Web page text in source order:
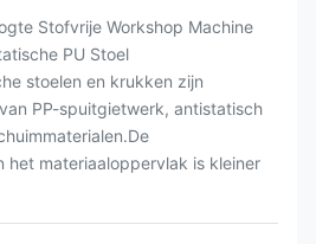
Stofvrije Workshop Machine
PU Stoel
stoelen en krukken zijn
PP-spuitgietwerk, antistatisch
het materiaaloppervlak is kleiner